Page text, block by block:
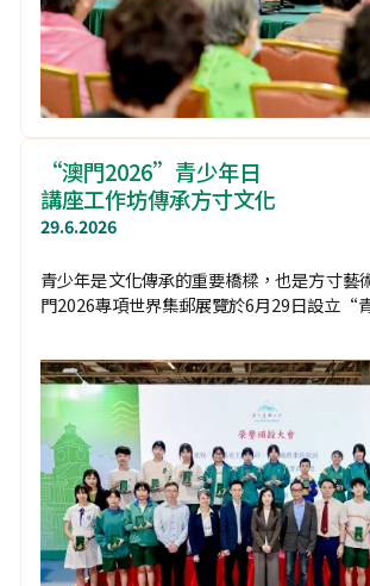
“澳門2026”青少年日
講座工作坊傳承方寸文化
29.6.2026
青少年是文化傳承的重要橋樑，也是方寸藝
門2026專項世界集郵展覽於6月29日設立“
文化的精神底蘊。